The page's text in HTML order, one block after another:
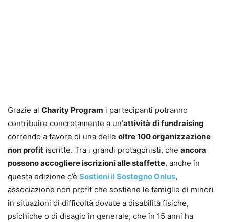
Grazie al Charity Program i partecipanti potranno
contribuire concretamente a un’attività di fundraising
correndo a favore di una delle oltre 100 organizzazione
non profit iscritte. Tra i grandi protagonisti, che ancora
possono accogliere iscrizioni alle staffette, anche in
questa edizione c’è Sostieni il Sostegno Onlus,
associazione non profit che sostiene le famiglie di minori
in situazioni di difficoltà dovute a disabilità fisiche,
psichiche o di disagio in generale, che in 15 anni ha